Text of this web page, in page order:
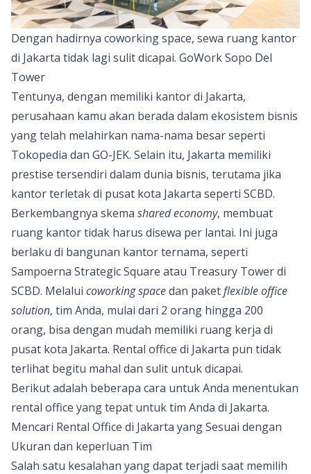
Dengan hadirnya coworking space, sewa ruang kantor
di Jakarta tidak lagi sulit dicapai. GoWork Sopo Del
Tower
Tentunya, dengan memiliki kantor di Jakarta,
perusahaan kamu akan berada dalam ekosistem bisnis
yang telah melahirkan nama-nama besar seperti
Tokopedia dan GO-JEK. Selain itu, Jakarta memiliki
prestise tersendiri dalam dunia bisnis, terutama jika
kantor terletak di pusat kota Jakarta seperti SCBD.
Berkembangnya skema shared economy, membuat
ruang kantor tidak harus disewa per lantai. Ini juga
berlaku di bangunan kantor ternama, seperti
Sampoerna Strategic Square atau Treasury Tower di
SCBD. Melalui coworking spacedan paketflexible office
solution, tim Anda, mulai dari 2 orang hingga 200
orang, bisa dengan mudah memiliki ruang kerja di
pusat kota Jakarta. Rental office di Jakarta pun tidak
terlihat begitu mahal dan sulit untuk dicapai.
Berikut adalah beberapa cara untuk Anda menentukan
rental office yang tepat untuk tim Anda di Jakarta.
Mencari Rental Office di Jakarta yang Sesuai dengan
Ukuran dan keperluan Tim
Salah satu kesalahan yang dapat terjadi saat memilih